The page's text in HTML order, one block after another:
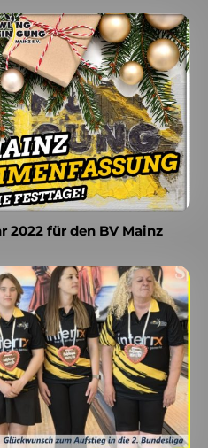
2022 für den BV Mainz